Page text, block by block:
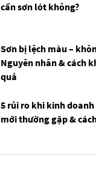
cần sơn lót không?
Sơn bị lệch màu –
Nguyên nhân & cách
quả
5 rủi ro khi kinh
mới thường gặp &